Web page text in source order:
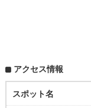
アクセス情報
スポット名